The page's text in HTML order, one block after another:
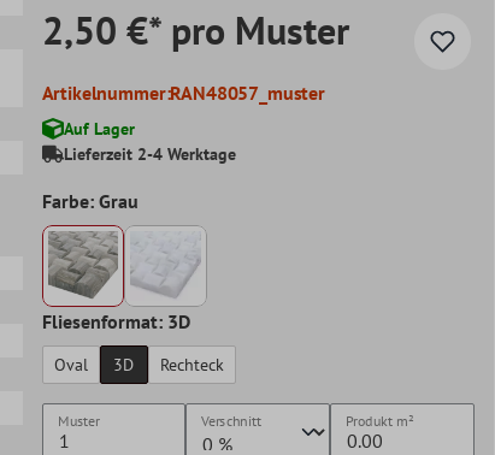
2,50 €* pro Muster
Artikelnummer:RAN48057_muster
Auf Lager
Lieferzeit 2-4 Werktage
Farbe: Grau
Fliesenformat: 3D
Oval 3D Rechteck
Muster Verschnitt Produkt m²